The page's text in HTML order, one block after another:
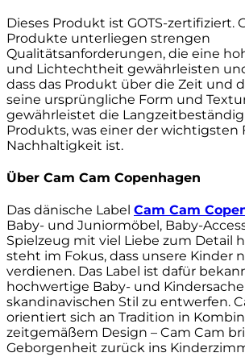
Dieses Produkt ist GOTS-zertifiziert.
Produkte unterliegen strengen
Qualitätsanforderungen, die eine
und Lichtechtheit gewährleisten
dass das Produkt über die Zeit und
seine ursprüngliche Form und
gewährleistet die
Produkts, was einer der wichtigsten
Nachhaltigkeit ist.
Über Cam Cam Copenhagen
Das dänische Label Cam Cam
Baby- und Juniormöbel, Baby-
Spielzeug mit viel Liebe zum Detail
steht im Fokus, dass unsere Kinder
verdienen. Das Label ist dafür
hochwertige Baby- und
skandinavischen Stil zu entwerfen.
orientiert sich an Tradition in
zeitgemäßem Design – Cam Cam
Geborgenheit zurück ins